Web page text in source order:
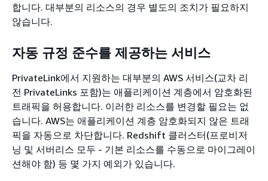
합니다. 대부분의 리소스의 경우 별도의 조치가 필요하지
않습니다.
자동 규정 준수를 제공하는 서비스
PrivateLink에서 지원하는 대부분의 AWS 서비스(교차 리
전 PrivateLinks 포함)는 애플리케이션 계층에서 암호화된
트래픽을 허용합니다. 이러한 리소스를 변경할 필요는 없
습니다. AWS는 애플리케이션 계층 암호화되지 않은 트래
픽을 자동으로 차단합니다. Redshift 클러스터(프로비저
닝 및 서버리스 모두 - 기본 리소스를 수동으로 마이그레이
션해야 함) 등 몇 가지 예외가 있습니다.